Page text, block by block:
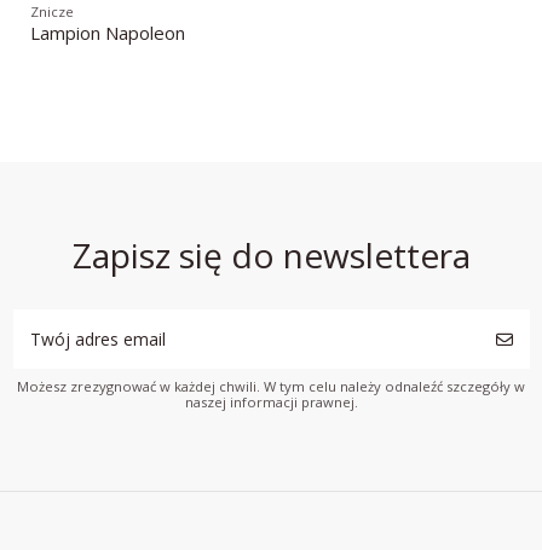
Znicze
Lampion Napoleon
Zapisz się do newslettera
Możesz zrezygnować w każdej chwili. W tym celu należy odnaleźć szczegóły w
naszej informacji prawnej.